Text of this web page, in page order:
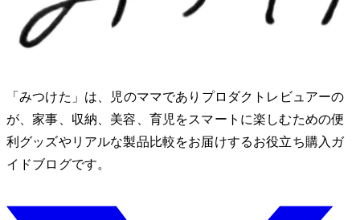
「みつけた」は、2児のママでありプロダクトレビュアーのMio
が、家事、収納、美容、育児をスマートに楽しむための便
利グッズやリアルな製品比較をお届けするお役立ち購入ガ
イドブログです。